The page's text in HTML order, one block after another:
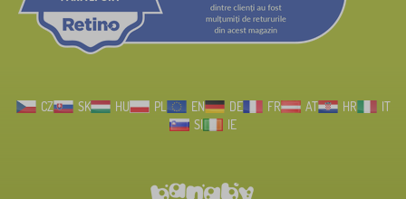
CZ SK HU PL EN DE FR AT HR
IT
SI
IE